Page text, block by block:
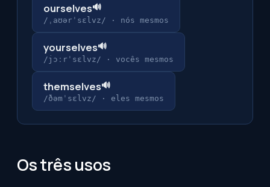
ourselves🔊
/ˌaʊərˈsɛlvz/ · nós mesmos
yourselves🔊
/jɔːrˈsɛlvz/ · vocês mesmos
themselves🔊
/ðəmˈsɛlvz/ · eles mesmos
Os três usos